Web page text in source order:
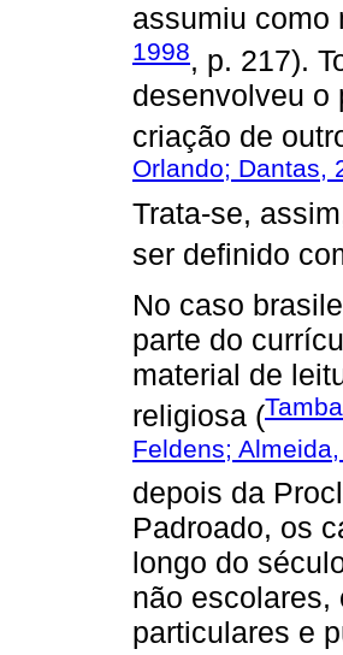
assumiu como
1998, p. 217).
desenvolveu o
criação de
Orlando; Dantas,
Trata-se,
ser definido
No caso
parte do
material de
religiosa (
Feldens;
depois da
Padroado, os
longo do
não escolares,
particulares e